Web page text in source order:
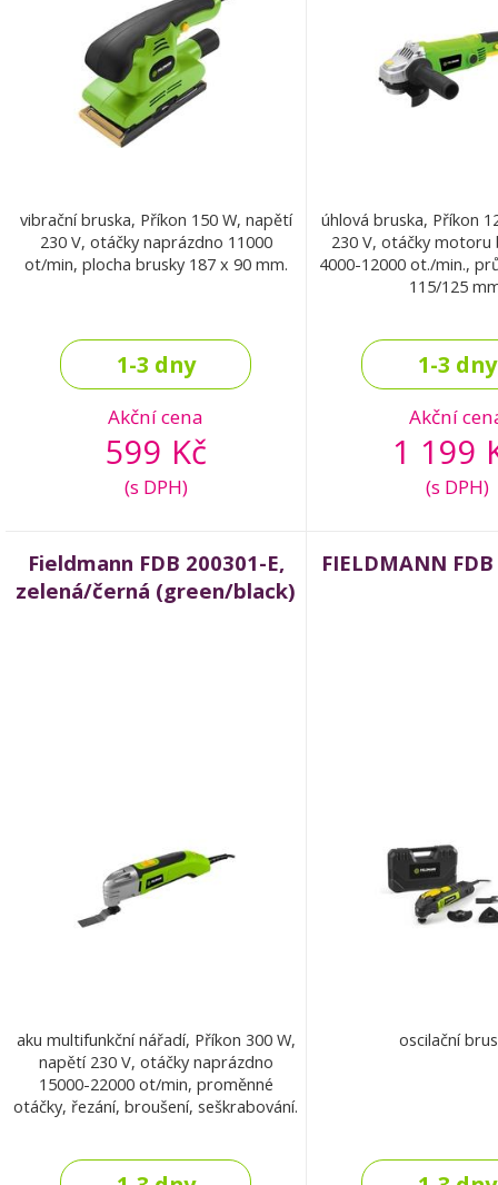
vibrační bruska, Příkon 150 W, napětí
230 V, otáčky naprázdno 11000
ot/min, plocha brusky 187 x 90 mm.
1-3 dny
Akční cena
599 Kč
(s DPH)
úhlová bruska, Příkon
230 V, otáčky motoru
4000-12000 ot./min.,
115/125
1-3 dny
Akční
1 199
(s DPH)
Fieldmann FDB 200301-E,
zelená/černá (green/black)
aku multifunkční nářadí, Příkon 300 W,
napětí 230 V, otáčky naprázdno
15000-22000 ot/min, proměnné
otáčky, řezání, broušení, seškrabování.
FIELDMANN
oscilační